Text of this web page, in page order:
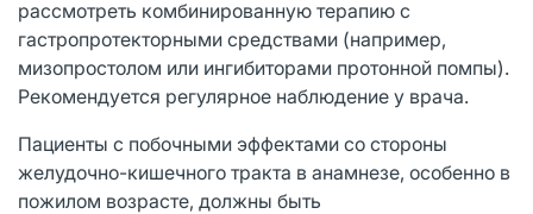
рассмотреть комбинированную терапию с
гастропротекторными средствами (например,
мизопростолом или ингибиторами протонной помпы).
Рекомендуется регулярное наблюдение у врача.
Пациенты с побочными эффектами со стороны
желудочно-кишечного тракта в анамнезе, особенно в
пожилом возрасте, должны быть